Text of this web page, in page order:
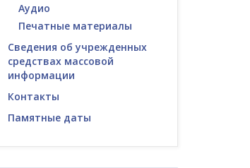
Аудио
Печатные материалы
Сведения об учрежденных
средствах массовой
информации
Контакты
Памятные даты